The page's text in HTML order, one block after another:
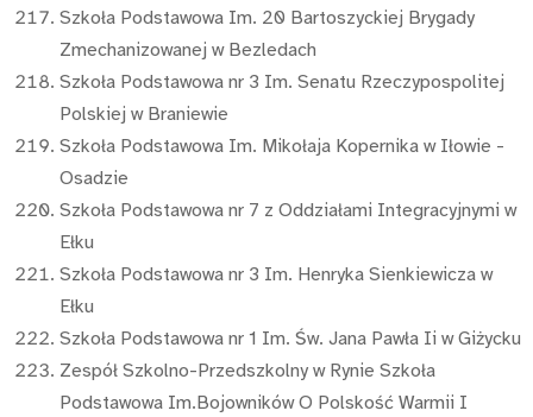
Szkoła Podstawowa Im. 20 Bartoszyckiej Brygady
Zmechanizowanej w Bezledach
Szkoła Podstawowa nr 3 Im. Senatu Rzeczypospolitej
Polskiej w Braniewie
Szkoła Podstawowa Im. Mikołaja Kopernika w Iłowie -
Osadzie
Szkoła Podstawowa nr 7 z Oddziałami Integracyjnymi w
Ełku
Szkoła Podstawowa nr 3 Im. Henryka Sienkiewicza w
Ełku
Szkoła Podstawowa nr 1 Im. Św. Jana Pawła Ii w Giżycku
Zespół Szkolno-Przedszkolny w Rynie Szkoła
Podstawowa Im.Bojowników O Polskość Warmii I